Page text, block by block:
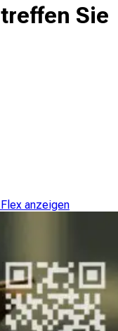
Sie
anzeigen